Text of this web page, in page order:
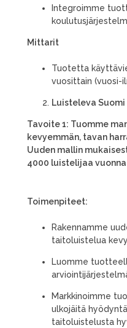
Integroimme
Mittarit
Tuotetta
vuosittain (vuosi-
Luisteleva Suomi
Tavoite 1: Tuomme
kevyemmän, tavan
Uuden mallin
4000 luistelijaa vuonna
Toimenpiteet:
Rakennamme
taitoluistelua
Luomme
Markkinoimme
ulkojäitä
taitoluistelusta